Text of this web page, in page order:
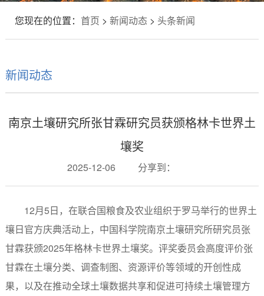
您现在的位置： 首页 > 新闻动态> 头条新闻
新闻动态
南京土壤研究所张甘霖研究员获颁格林卡世界土
壤奖
2025-12-06 分享到：
12月5日，在联合国粮食及农业组织于罗马举行的世界土
壤日官方庆典活动上，中国科学院南京土壤研究所研究员张
甘霖获颁2025年格林卡世界土壤奖。评奖委员会高度评价张
甘霖在土壤分类、调查制图、资源评价等领域的开创性成
果，以及在推动全球土壤数据共享和促进可持续土壤管理方